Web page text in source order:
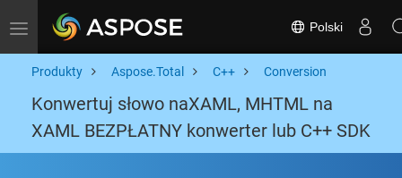
Toggle navigation Polski
Produkty Aspose.Total C++ Conversion
Konwertuj słowo naXAML, MHTML na
XAML BEZPŁATNY konwerter lub C++ SDK